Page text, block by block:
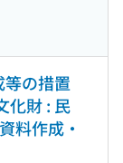
の措置
化財 : 民
料作成・